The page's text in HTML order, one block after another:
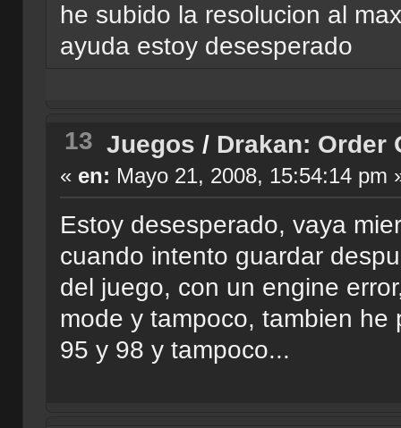
he subido la resolucion al
ayuda estoy desesperado
13 Juegos / Drakan: Order
« en: Mayo 21, 2008, 15:54:14 pm
Estoy desesperado, vaya
cuando intento guardar
del juego, con un engine
mode y tampoco, tambien
95 y 98 y tampoco...